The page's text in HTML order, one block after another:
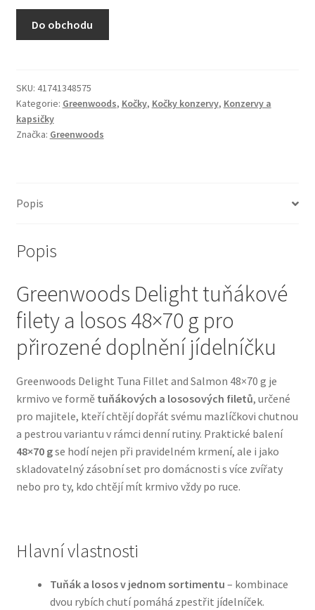
N&D Farmina pro kočky — Italské holistic krmivo
Pamlsky pro kočky
Purizon pro kočky
Škrabadla pro kočky
Boudy a výběhy
Bozita pro psy — Švédské krmivo s nordickou kvalitou
Brit pro psy
Granule pro psy
Natural Trainer pro psy — Italské krmivo s
přírodními složkami
Hill’s pro psy
Hračky pro psy
Do obchodu
SKU: 41741348575
Kategorie: Greenwoods, Kočky, Kočky konzervy, Konzervy a
kapsičky
Značka: Greenwoods
Popis
Popis
Greenwoods Delight tuňákové
filety a losos 48×70 g pro
přirozené doplnění jídelníčku
Greenwoods Delight Tuna Fillet and Salmon 48×70 g je
krmivo ve formě tuňákových a lososových filetů, určené
pro majitele, kteří chtějí dopřát svému mazlíčkovi chutnou
a pestrou variantu v rámci denní rutiny. Praktické balení
48×70 gse hodí nejen při pravidelném krmení, ale i jako
skladovatelný zásobní set pro domácnosti s více zvířaty
nebo pro ty, kdo chtějí mít krmivo vždy po ruce.
Hlavní vlastnosti
Tuňák a losos v jednom sortimentu – kombinace
dvou rybích chutí pomáhá zpestřit jídelníček.